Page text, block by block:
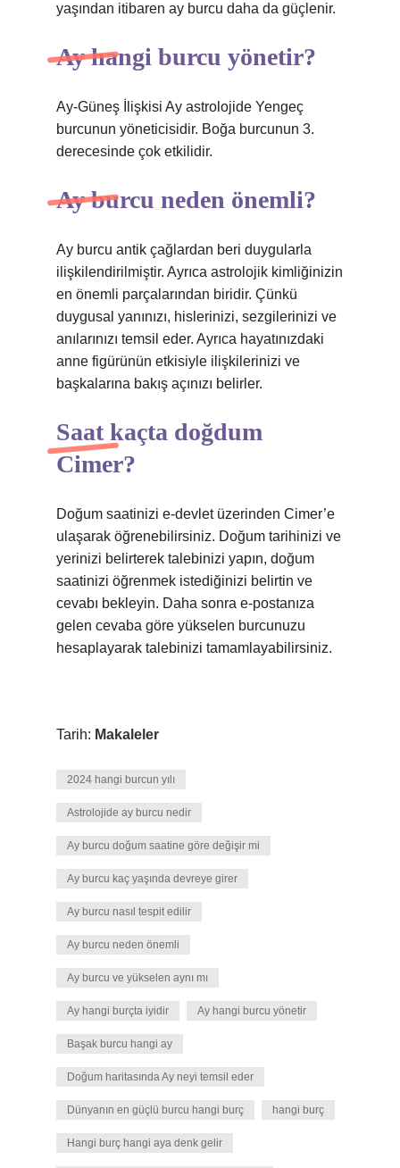
yaşından itibaren ay burcu daha da güçlenir.
Ay hangi burcu yönetir?
Ay-Güneş İlişkisi Ay astrolojide Yengeç
burcunun yöneticisidir. Boğa burcunun 3.
derecesinde çok etkilidir.
Ay burcu neden önemli?
Ay burcu antik çağlardan beri duygularla
ilişkilendirilmiştir. Ayrıca astrolojik kimliğinizin
en önemli parçalarından biridir. Çünkü
duygusal yanınızı, hislerinizi, sezgilerinizi ve
anılarınızı temsil eder. Ayrıca hayatınızdaki
anne figürünün etkisiyle ilişkilerinizi ve
başkalarına bakış açınızı belirler.
Saat kaçta doğdum
Cimer?
Doğum saatinizi e-devlet üzerinden Cimer’e
ulaşarak öğrenebilirsiniz. Doğum tarihinizi ve
yerinizi belirterek talebinizi yapın, doğum
saatinizi öğrenmek istediğinizi belirtin ve
cevabı bekleyin. Daha sonra e-postanıza
gelen cevaba göre yükselen burcunuzu
hesaplayarak talebinizi tamamlayabilirsiniz.
Tarih: Makaleler
2024 hangi burcun yılı
Astrolojide ay burcu nedir
Ay burcu doğum saatine göre değişir mi
Ay burcu kaç yaşında devreye girer
Ay burcu nasıl tespit edilir
Ay burcu neden önemli
Ay burcu ve yükselen aynı mı
Ay hangi burçta iyidir Ay hangi burcu yönetir
Başak burcu hangi ay
Doğum haritasında Ay neyi temsil eder
Dünyanın en güçlü burcu hangi burç hangi burç
Hangi burç hangi aya denk gelir